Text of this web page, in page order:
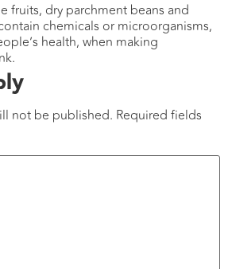
fruits, dry parchment beans and
chemicals or microorganisms,
health, when making
not be published. Required fields